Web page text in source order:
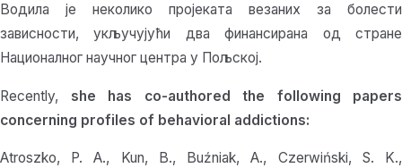
Водила је неколико пројеката везаних за болести
зависности, укључујући два финансирана од стране
Националног научног центра у Пољској.
Recently, she has co-authored the following papers
concerning profiles of behavioral addictions:
Atroszko, P. A., Kun, B., Buźniak, A., Czerwiński, S. K.,